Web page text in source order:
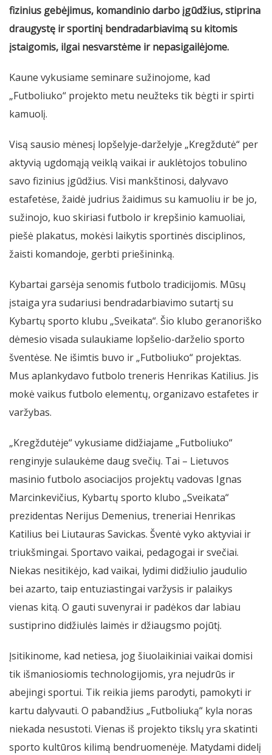
fizinius gebėjimus, komandinio darbo įgūdžius, stiprina
draugystę ir sportinį bendradarbiavimą su kitomis
įstaigomis, ilgai nesvarstėme ir nepasigailėjome.
Kaune vykusiame seminare sužinojome, kad
„Futboliuko“ projekto metu neužteks tik bėgti ir spirti
kamuolį.
Visą sausio mėnesį lopšelyje-darželyje „Kregždutė“ per
aktyvią ugdomąją veiklą vaikai ir auklėtojos tobulino
savo fizinius įgūdžius. Visi mankštinosi, dalyvavo
estafetėse, žaidė judrius žaidimus su kamuoliu ir be jo,
sužinojo, kuo skiriasi futbolo ir krepšinio kamuoliai,
piešė plakatus, mokėsi laikytis sportinės disciplinos,
žaisti komandoje, gerbti priešininką.
Kybartai garsėja senomis futbolo tradicijomis. Mūsų
įstaiga yra sudariusi bendradarbiavimo sutartį su
Kybartų sporto klubu „Sveikata“. Šio klubo geranoriško
dėmesio visada sulaukiame lopšelio-darželio sporto
šventėse. Ne išimtis buvo ir „Futboliuko“ projektas.
Mus aplankydavo futbolo treneris Henrikas Katilius. Jis
mokė vaikus futbolo elementų, organizavo estafetes ir
varžybas.
„Kregždutėje“ vykusiame didžiajame „Futboliuko“
renginyje sulaukėme daug svečių. Tai – Lietuvos
masinio futbolo asociacijos projektų vadovas Ignas
Marcinkevičius, Kybartų sporto klubo „Sveikata“
prezidentas Nerijus Demenius, treneriai Henrikas
Katilius bei Liutauras Savickas. Šventė vyko aktyviai ir
triukšmingai. Sportavo vaikai, pedagogai ir svečiai.
Niekas nesitikėjo, kad vaikai, lydimi didžiulio jaudulio
bei azarto, taip entuziastingai varžysis ir palaikys
vienas kitą. O gauti suvenyrai ir padėkos dar labiau
sustiprino didžiulės laimės ir džiaugsmo pojūtį.
Įsitikinome, kad netiesa, jog šiuolaikiniai vaikai domisi
tik išmaniosiomis technologijomis, yra nejudrūs ir
abejingi sportui. Tik reikia jiems parodyti, pamokyti ir
kartu dalyvauti. O pabandžius „Futboliuką“ kyla noras
niekada nesustoti. Vienas iš projekto tikslų yra skatinti
sporto kultūros kilimą bendruomenėje. Matydami didelį